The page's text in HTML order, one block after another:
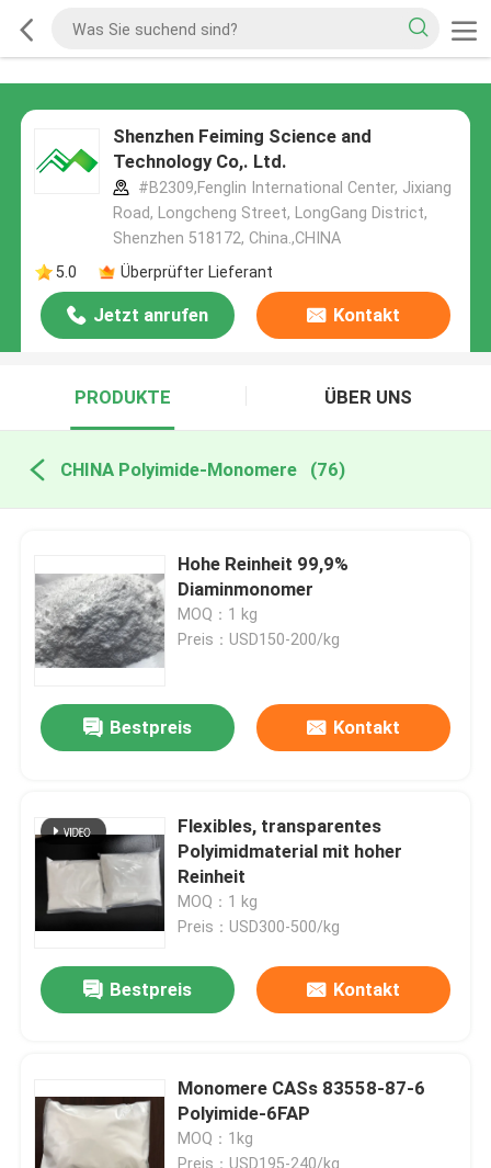
Shenzhen Feiming Science and
Technology Co,. Ltd.
#B2309,Fenglin International Center, Jixiang
Road, Longcheng Street, LongGang District,
Shenzhen 518172, China.,CHINA
5.0
Überprüfter Lieferant
Jetzt anrufen Kontakt
PRODUKTE ÜBER UNS
CHINA Polyimide-Monomere (76)
Hohe Reinheit 99,9%
Diaminmonomer
MOQ：1 kg
Preis：USD150-200/kg
Bestpreis Kontakt
Flexibles, transparentes
Polyimidmaterial mit hoher
Reinheit
MOQ：1 kg
Preis：USD300-500/kg
Bestpreis Kontakt
Monomere CASs 83558-87-6
Polyimide-6FAP
MOQ：1kg
Preis：USD195-240/kg